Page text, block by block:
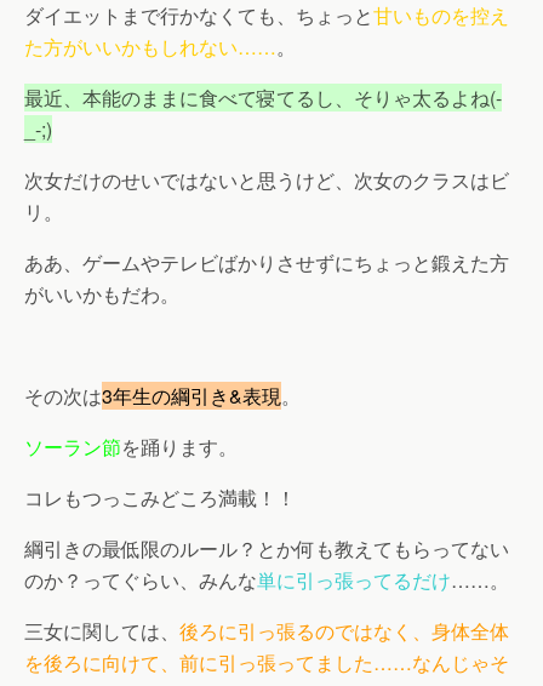
ダイエットまで行かなくても、ちょっと甘いものを控え
た方がいいかもしれない……。
最近、本能のままに食べて寝てるし、そりゃ太るよね(-
_-;)
次女だけのせいではないと思うけど、次女のクラスはビ
リ。
ああ、ゲームやテレビばかりさせずにちょっと鍛えた方
がいいかもだわ。
その次は3年生の綱引き&表現。
ソーラン節を踊ります。
コレもつっこみどころ満載！！
綱引きの最低限のルール？とか何も教えてもらってない
のか？ってぐらい、みんな単に引っ張ってるだけ……。
三女に関しては、 後ろに引っ張るのではなく、身体全体
を後ろに向けて、前に引っ張ってました……なんじゃそ